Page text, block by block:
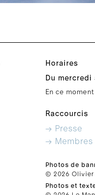
Horaires
Du mercredi
En ce
Raccourcis
→ Presse
→ Membres
Photos de
© 2026 Olivier
Photos et